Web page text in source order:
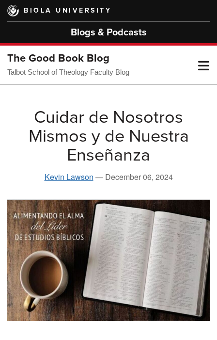
Skip
main
BIOLA UNIVERSITY
Blogs & Podcasts
The Good Book Blog
Talbot School of Theology Faculty Blog
Cuidar de Nosotros
Mismos y de Nuestra
Enseñanza
Kevin Lawson — December 06, 2024